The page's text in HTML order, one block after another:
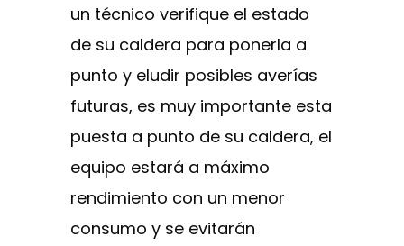
un técnico verifique el estado
de su caldera para ponerla a
punto y eludir posibles averías
futuras, es muy importante esta
puesta a punto de su caldera, el
equipo estará a máximo
rendimiento con un menor
consumo y se evitarán